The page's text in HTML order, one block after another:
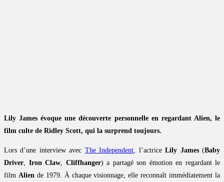
Lily James évoque une découverte personnelle en regardant Alien, le
film culte de Ridley Scott, qui la surprend toujours.
Lors d’une interview avec The Independent, l’actriceLily James(Baby
Driver, Iron Claw, Cliffhanger) a partagé son émotion en regardant le
film Aliende 1979. À chaque visionnage, elle reconnaît immédiatement la